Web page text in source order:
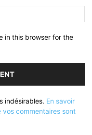
in this browser for the
indésirables. En savoir
commentaires sont